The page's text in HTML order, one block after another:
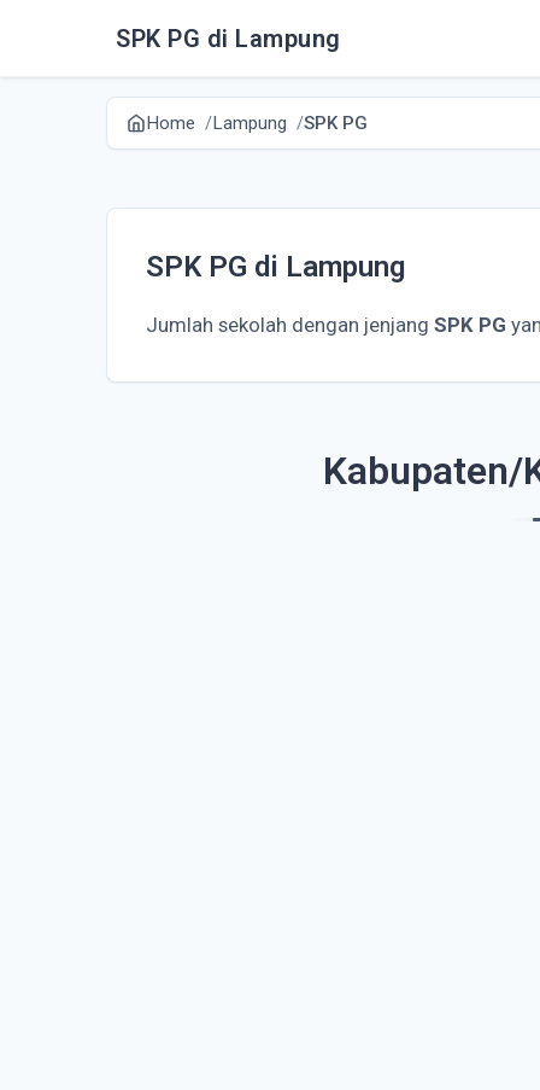
SPK PG di Lampung
Home Lampung SPK PG
SPK PG di Lampung
Jumlah sekolah dengan jenjang SPK PG
Kabupaten/